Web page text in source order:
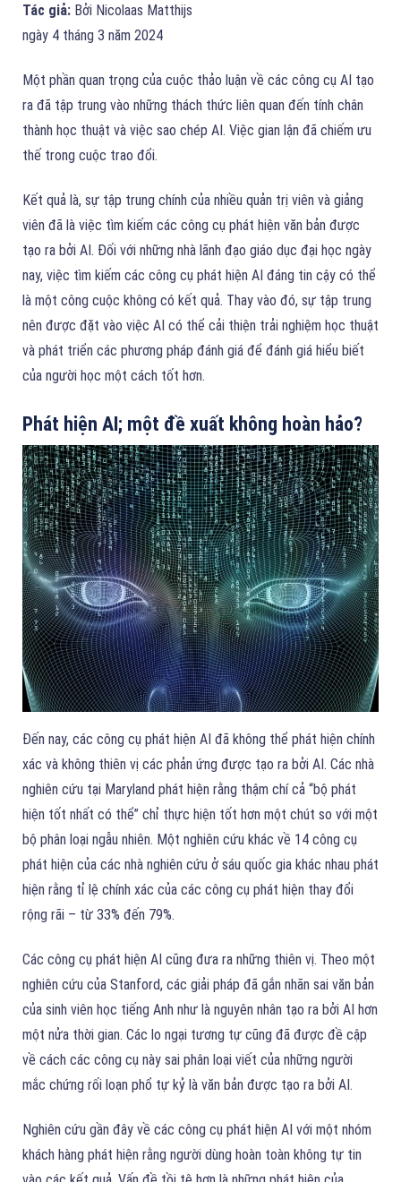
Tác giả: Bởi Nicolaas Matthijs
ngày 4 tháng 3 năm 2024
Một phần quan trọng của cuộc thảo luận về các công cụ AI tạo
ra đã tập trung vào những thách thức liên quan đến tính chân
thành học thuật và việc sao chép AI. Việc gian lận đã chiếm ưu
thế trong cuộc trao đổi.
Kết quả là, sự tập trung chính của nhiều quản trị viên và giảng
viên đã là việc tìm kiếm các công cụ phát hiện văn bản được
tạo ra bởi AI. Đối với những nhà lãnh đạo giáo dục đại học ngày
nay, việc tìm kiếm các công cụ phát hiện AI đáng tin cậy có thể
là một công cuộc không có kết quả. Thay vào đó, sự tập trung
nên được đặt vào việc AI có thể cải thiện trải nghiệm học thuật
và phát triển các phương pháp đánh giá để đánh giá hiểu biết
của người học một cách tốt hơn.
Phát hiện AI; một đề xuất không hoàn hảo?
Đến nay, các công cụ phát hiện AI đã không thể phát hiện chính
xác và không thiên vị các phản ứng được tạo ra bởi AI. Các nhà
nghiên cứu tại Maryland phát hiện rằng thậm chí cả “bộ phát
hiện tốt nhất có thể” chỉ thực hiện tốt hơn một chút so với một
bộ phân loại ngẫu nhiên. Một nghiên cứu khác về 14 công cụ
phát hiện của các nhà nghiên cứu ở sáu quốc gia khác nhau phát
hiện rằng tỉ lệ chính xác của các công cụ phát hiện thay đổi
rộng rãi – từ 33% đến 79%.
Các công cụ phát hiện AI cũng đưa ra những thiên vị. Theo một
nghiên cứu của Stanford, các giải pháp đã gắn nhãn sai văn bản
của sinh viên học tiếng Anh như là nguyên nhân tạo ra bởi AI hơn
một nửa thời gian. Các lo ngại tương tự cũng đã được đề cập
về cách các công cụ này sai phân loại viết của những người
mắc chứng rối loạn phổ tự kỷ là văn bản được tạo ra bởi AI.
Nghiên cứu gần đây về các công cụ phát hiện AI với một nhóm
khách hàng phát hiện rằng người dùng hoàn toàn không tự tin